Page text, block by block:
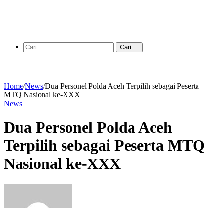
Cari....
Home/News/Dua Personel Polda Aceh Terpilih sebagai Peserta
MTQ Nasional ke-XXX
News
Dua Personel Polda Aceh
Terpilih sebagai Peserta MTQ
Nasional ke-XXX